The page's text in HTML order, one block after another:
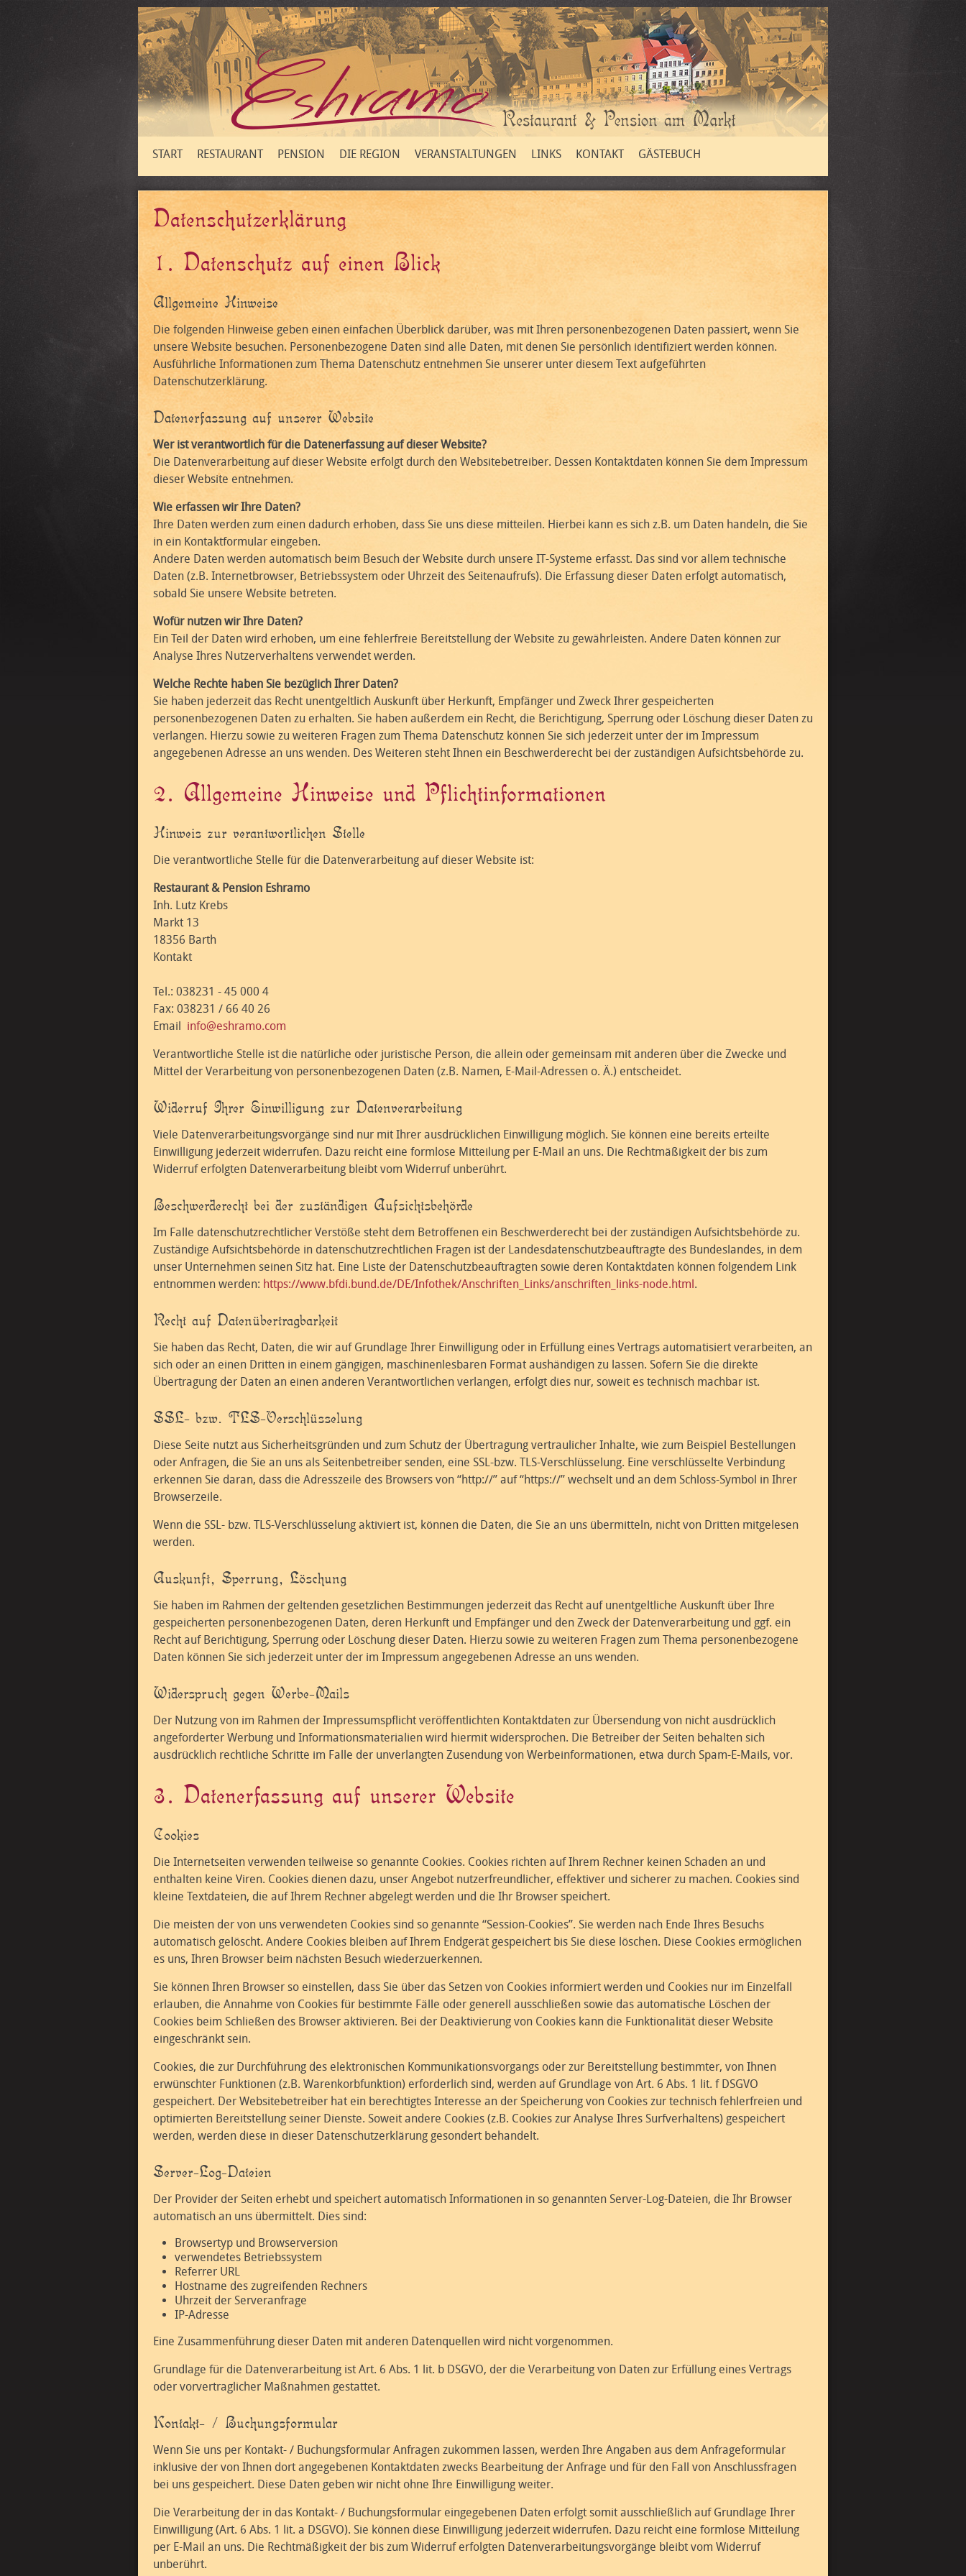
START RESTAURANT PENSION DIE REGION VERANSTALTUNGEN LINKS KONTAKT GÄSTEBUCH
Datenschutzerklärung
1. Datenschutz auf einen Blick
Allgemeine Hinweise
Die folgenden Hinweise geben einen einfachen Überblick darüber, was mit Ihren personenbezogenen Daten passiert, wenn Sie
unsere Website besuchen. Personenbezogene Daten sind alle Daten, mit denen Sie persönlich identifiziert werden können.
Ausführliche Informationen zum Thema Datenschutz entnehmen Sie unserer unter diesem Text aufgeführten
Datenschutzerklärung.
Datenerfassung auf unserer Website
Wer ist verantwortlich für die Datenerfassung auf dieser Website?
Die Datenverarbeitung auf dieser Website erfolgt durch den Websitebetreiber. Dessen Kontaktdaten können Sie dem Impressum
dieser Website entnehmen.
Wie erfassen wir Ihre Daten?
Ihre Daten werden zum einen dadurch erhoben, dass Sie uns diese mitteilen. Hierbei kann es sich z.B. um Daten handeln, die Sie
in ein Kontaktformular eingeben.
Andere Daten werden automatisch beim Besuch der Website durch unsere IT-Systeme erfasst. Das sind vor allem technische
Daten (z.B. Internetbrowser, Betriebssystem oder Uhrzeit des Seitenaufrufs). Die Erfassung dieser Daten erfolgt automatisch,
sobald Sie unsere Website betreten.
Wofür nutzen wir Ihre Daten?
Ein Teil der Daten wird erhoben, um eine fehlerfreie Bereitstellung der Website zu gewährleisten. Andere Daten können zur
Analyse Ihres Nutzerverhaltens verwendet werden.
Welche Rechte haben Sie bezüglich Ihrer Daten?
Sie haben jederzeit das Recht unentgeltlich Auskunft über Herkunft, Empfänger und Zweck Ihrer gespeicherten
personenbezogenen Daten zu erhalten. Sie haben außerdem ein Recht, die Berichtigung, Sperrung oder Löschung dieser Daten zu
verlangen. Hierzu sowie zu weiteren Fragen zum Thema Datenschutz können Sie sich jederzeit unter der im Impressum
angegebenen Adresse an uns wenden. Des Weiteren steht Ihnen ein Beschwerderecht bei der zuständigen Aufsichtsbehörde zu.
2. Allgemeine Hinweise und Pflichtinformationen
Hinweis zur verantwortlichen Stelle
Die verantwortliche Stelle für die Datenverarbeitung auf dieser Website ist:
Restaurant & Pension Eshramo
Inh. Lutz Krebs
Markt 13
18356 Barth
Kontakt
Tel.: 038231 - 45 000 4
Fax: 038231 / 66 40 26
Email info@eshramo.com
Verantwortliche Stelle ist die natürliche oder juristische Person, die allein oder gemeinsam mit anderen über die Zwecke und
Mittel der Verarbeitung von personenbezogenen Daten (z.B. Namen, E-Mail-Adressen o. Ä.) entscheidet.
Widerruf Ihrer Einwilligung zur Datenverarbeitung
Viele Datenverarbeitungsvorgänge sind nur mit Ihrer ausdrücklichen Einwilligung möglich. Sie können eine bereits erteilte
Einwilligung jederzeit widerrufen. Dazu reicht eine formlose Mitteilung per E-Mail an uns. Die Rechtmäßigkeit der bis zum
Widerruf erfolgten Datenverarbeitung bleibt vom Widerruf unberührt.
Beschwerderecht bei der zuständigen Aufsichtsbehörde
Im Falle datenschutzrechtlicher Verstöße steht dem Betroffenen ein Beschwerderecht bei der zuständigen Aufsichtsbehörde zu.
Zuständige Aufsichtsbehörde in datenschutzrechtlichen Fragen ist der Landesdatenschutzbeauftragte des Bundeslandes, in dem
unser Unternehmen seinen Sitz hat. Eine Liste der Datenschutzbeauftragten sowie deren Kontaktdaten können folgendem Link
entnommen werden: https://www.bfdi.bund.de/DE/Infothek/Anschriften_Links/anschriften_links-node.html.
Recht auf Datenübertragbarkeit
Sie haben das Recht, Daten, die wir auf Grundlage Ihrer Einwilligung oder in Erfüllung eines Vertrags automatisiert verarbeiten, an
sich oder an einen Dritten in einem gängigen, maschinenlesbaren Format aushändigen zu lassen. Sofern Sie die direkte
Übertragung der Daten an einen anderen Verantwortlichen verlangen, erfolgt dies nur, soweit es technisch machbar ist.
SSL- bzw. TLS-Verschlüsselung
Diese Seite nutzt aus Sicherheitsgründen und zum Schutz der Übertragung vertraulicher Inhalte, wie zum Beispiel Bestellungen
oder Anfragen, die Sie an uns als Seitenbetreiber senden, eine SSL-bzw. TLS-Verschlüsselung. Eine verschlüsselte Verbindung
erkennen Sie daran, dass die Adresszeile des Browsers von “http://” auf “https://” wechselt und an dem Schloss-Symbol in Ihrer
Browserzeile.
Wenn die SSL- bzw. TLS-Verschlüsselung aktiviert ist, können die Daten, die Sie an uns übermitteln, nicht von Dritten mitgelesen
werden.
Auskunft, Sperrung, Löschung
Sie haben im Rahmen der geltenden gesetzlichen Bestimmungen jederzeit das Recht auf unentgeltliche Auskunft über Ihre
gespeicherten personenbezogenen Daten, deren Herkunft und Empfänger und den Zweck der Datenverarbeitung und ggf. ein
Recht auf Berichtigung, Sperrung oder Löschung dieser Daten. Hierzu sowie zu weiteren Fragen zum Thema personenbezogene
Daten können Sie sich jederzeit unter der im Impressum angegebenen Adresse an uns wenden.
Widerspruch gegen Werbe-Mails
Der Nutzung von im Rahmen der Impressumspflicht veröffentlichten Kontaktdaten zur Übersendung von nicht ausdrücklich
angeforderter Werbung und Informationsmaterialien wird hiermit widersprochen. Die Betreiber der Seiten behalten sich
ausdrücklich rechtliche Schritte im Falle der unverlangten Zusendung von Werbeinformationen, etwa durch Spam-E-Mails, vor.
3. Datenerfassung auf unserer Website
Cookies
Die Internetseiten verwenden teilweise so genannte Cookies. Cookies richten auf Ihrem Rechner keinen Schaden an und
enthalten keine Viren. Cookies dienen dazu, unser Angebot nutzerfreundlicher, effektiver und sicherer zu machen. Cookies sind
kleine Textdateien, die auf Ihrem Rechner abgelegt werden und die Ihr Browser speichert.
Die meisten der von uns verwendeten Cookies sind so genannte “Session-Cookies”. Sie werden nach Ende Ihres Besuchs
automatisch gelöscht. Andere Cookies bleiben auf Ihrem Endgerät gespeichert bis Sie diese löschen. Diese Cookies ermöglichen
es uns, Ihren Browser beim nächsten Besuch wiederzuerkennen.
Sie können Ihren Browser so einstellen, dass Sie über das Setzen von Cookies informiert werden und Cookies nur im Einzelfall
erlauben, die Annahme von Cookies für bestimmte Fälle oder generell ausschließen sowie das automatische Löschen der
Cookies beim Schließen des Browser aktivieren. Bei der Deaktivierung von Cookies kann die Funktionalität dieser Website
eingeschränkt sein.
Cookies, die zur Durchführung des elektronischen Kommunikationsvorgangs oder zur Bereitstellung bestimmter, von Ihnen
erwünschter Funktionen (z.B. Warenkorbfunktion) erforderlich sind, werden auf Grundlage von Art. 6 Abs. 1 lit. f DSGVO
gespeichert. Der Websitebetreiber hat ein berechtigtes Interesse an der Speicherung von Cookies zur technisch fehlerfreien und
optimierten Bereitstellung seiner Dienste. Soweit andere Cookies (z.B. Cookies zur Analyse Ihres Surfverhaltens) gespeichert
werden, werden diese in dieser Datenschutzerklärung gesondert behandelt.
Server-Log-Dateien
Der Provider der Seiten erhebt und speichert automatisch Informationen in so genannten Server-Log-Dateien, die Ihr Browser
automatisch an uns übermittelt. Dies sind:
Browsertyp und Browserversion
verwendetes Betriebssystem
Referrer URL
Hostname des zugreifenden Rechners
Uhrzeit der Serveranfrage
IP-Adresse
Eine Zusammenführung dieser Daten mit anderen Datenquellen wird nicht vorgenommen.
Grundlage für die Datenverarbeitung ist Art. 6 Abs. 1 lit. b DSGVO, der die Verarbeitung von Daten zur Erfüllung eines Vertrags
oder vorvertraglicher Maßnahmen gestattet.
Kontakt- / Buchungsformular
Wenn Sie uns per Kontakt- / Buchungsformular Anfragen zukommen lassen, werden Ihre Angaben aus dem Anfrageformular
inklusive der von Ihnen dort angegebenen Kontaktdaten zwecks Bearbeitung der Anfrage und für den Fall von Anschlussfragen
bei uns gespeichert. Diese Daten geben wir nicht ohne Ihre Einwilligung weiter.
Die Verarbeitung der in das Kontakt- / Buchungsformular eingegebenen Daten erfolgt somit ausschließlich auf Grundlage Ihrer
Einwilligung (Art. 6 Abs. 1 lit. a DSGVO). Sie können diese Einwilligung jederzeit widerrufen. Dazu reicht eine formlose Mitteilung
per E-Mail an uns. Die Rechtmäßigkeit der bis zum Widerruf erfolgten Datenverarbeitungsvorgänge bleibt vom Widerruf
unberührt.